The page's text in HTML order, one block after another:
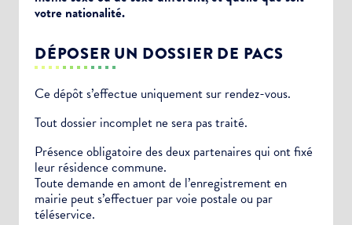
votre nationalité.
DÉPOSER UN DOSSIER DE PACS
Ce dépôt s’effectue uniquement sur rendez-vous.
Tout dossier incomplet ne sera pas traité.
Présence obligatoire des deux partenaires qui ont fixé
leur résidence commune.
Toute demande en amont de l’enregistrement en
mairie peut s’effectuer par voie postale ou par
téléservice.